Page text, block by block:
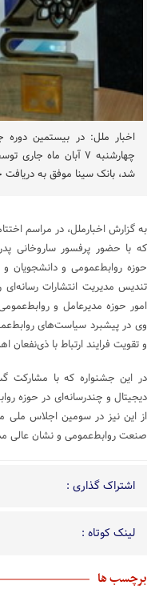
اخبار ملل: در بیستمین دوره
چهارشنبه ۷ آبان ماه
شد، بانک سینا موفق به
به گزارش اخبارملل، در مراسم
که با حضور پرفسور ساروخانی
حوزه روابط‌عمومی و دانشجویان و
تندیس مدیریت انتشارات
امور حوزه مدیرعامل و
وی در پیشبرد سیاست‌های
و تقویت فرایند ارتباط با ذی‌نفعان
در این جشنواره که با مشارکت
دیجیتال و چندرسانه‌ای در حوزه
از این نیز در سومین اجلاس ملی
صنعت روابط‌عمومی و نشان عالی
اشتراک گذاری :
لینک کوتاه :
برچسب ها